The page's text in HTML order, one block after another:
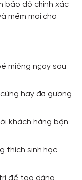
bảo độ chính xác
mềm mại cho
miệng ngay sau
hay đơ gương
khách hàng bận
thích sinh học
để tạo dáng